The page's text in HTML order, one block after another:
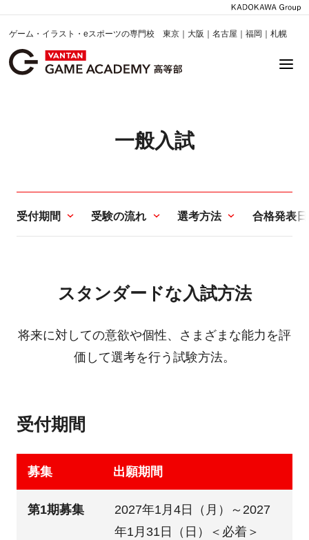
ゲーム・イラスト・eスポーツの専門校 東京｜大阪｜名古屋｜福岡｜札幌
一般入試
受付期間 受験の流れ 選考方法 合格発表日
スタンダードな入試方法
将来に対しての意欲や個性、さまざまな能力を評
価して選考を行う試験方法。
受付期間
募集 出願期間
第1期募集
2027年1月4日（月）～2027
年1月31日（日）＜必着＞